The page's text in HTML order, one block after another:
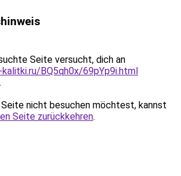
Seite versucht, dich an
BQ5qh0x/69pYp9i.html
Seite nicht besuchen möchtest, kannst
Seite zurückkehren.